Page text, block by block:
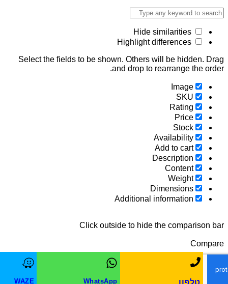
טלפון WhatsApp
Select the fields to be shown. Others will be hidden.
and drop to rearrange the
Image
SKU
Rating
Price
Stock
Availability
Add to cart
Description
Content
Weight
Dimensions
Additional information
Click outside to hide the